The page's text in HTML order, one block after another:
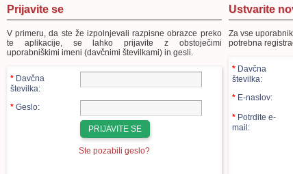
Prijavite se
V primeru, da ste že izpolnjevali razpisne obrazce preko
te aplikacije, se lahko prijavite z obstoječimi
uporabniškimi imeni (davčnimi številkami) in gesli.
* Davčna
številka:
* Geslo:
Ste pozabili geslo?
Ustvarite
Za vse
potrebna
* Davčna
številka:
* E-naslov:
* Potrdite e-
mail: